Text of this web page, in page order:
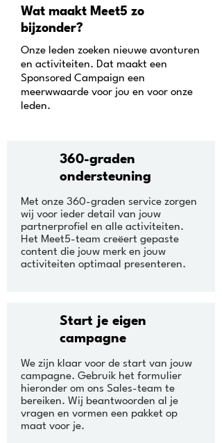
Wat maakt Meet5 zo
bijzonder?
Onze leden zoeken nieuwe avonturen
en activiteiten. Dat maakt een
Sponsored Campaign een
meerwwaarde voor jou en voor onze
leden.
360-graden
ondersteuning
Met onze 360-graden service zorgen
wij voor ieder detail van jouw
partnerprofiel en alle activiteiten.
Het Meet5-team creëert gepaste
content die jouw merk en jouw
activiteiten optimaal presenteren.
Start je eigen
campagne
We zijn klaar voor de start van jouw
campagne. Gebruik het formulier
hieronder om ons Sales-team te
bereiken. Wij beantwoorden al je
vragen en vormen een pakket op
maat voor je.